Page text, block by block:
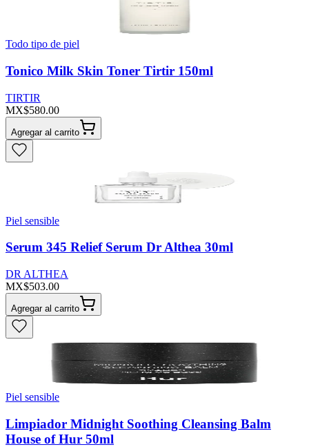
Todo tipo de piel
Tonico Milk Skin Toner Tirtir 150ml
TIRTIR
MX$580.00
Agregar al carrito
Piel sensible
Serum 345 Relief Serum Dr Althea 30ml
DR ALTHEA
MX$503.00
Agregar al carrito
Piel sensible
Limpiador Midnight Soothing Cleansing Balm
House of Hur 50ml